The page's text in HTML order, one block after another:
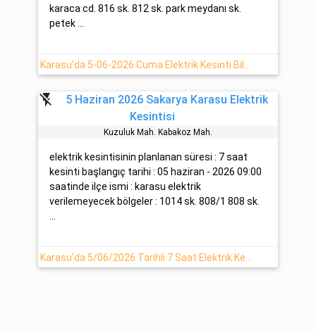
karaca cd. 816 sk. 812 sk. park meydanı sk.
petek ...
flash_off
5 Haziran 2026 Sakarya Karasu Elektrik
Kesintisi
Kuzuluk Mah. Kabakoz Mah.
elektrik kesintisinin planlanan süresi : 7 saat
kesinti başlangıç tarihi : 05 haziran - 2026 09:00
saatinde ilçe ismi : karasu elektrik
verilemeyecek bölgeler : 1014 sk. 808/1 808 sk.